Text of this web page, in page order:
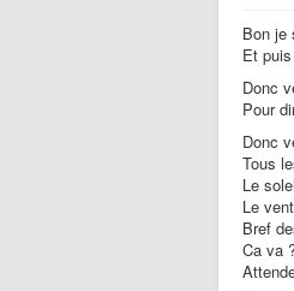
Bon je
Et
Donc
Pour
Donc
Tous
Le
Le
Bref
Ca va